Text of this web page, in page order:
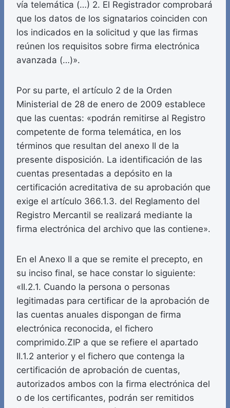
vía telemática (…) 2. El Registrador comprobará
que los datos de los signatarios coinciden con
los indicados en la solicitud y que las firmas
reúnen los requisitos sobre firma electrónica
avanzada (…)».
Por su parte, el artículo 2 de la Orden
Ministerial de 28 de enero de 2009 establece
que las cuentas: «podrán remitirse al Registro
competente de forma telemática, en los
términos que resultan del anexo II de la
presente disposición. La identificación de las
cuentas presentadas a depósito en la
certificación acreditativa de su aprobación que
exige el artículo 366.1.3. del Reglamento del
Registro Mercantil se realizará mediante la
firma electrónica del archivo que las contiene».
En el Anexo II a que se remite el precepto, en
su inciso final, se hace constar lo siguiente:
«II.2.1. Cuando la persona o personas
legitimadas para certificar de la aprobación de
las cuentas anuales dispongan de firma
electrónica reconocida, el fichero
comprimido.ZIP a que se refiere el apartado
II.1.2 anterior y el fichero que contenga la
certificación de aprobación de cuentas,
autorizados ambos con la firma electrónica del
o de los certificantes, podrán ser remitidos